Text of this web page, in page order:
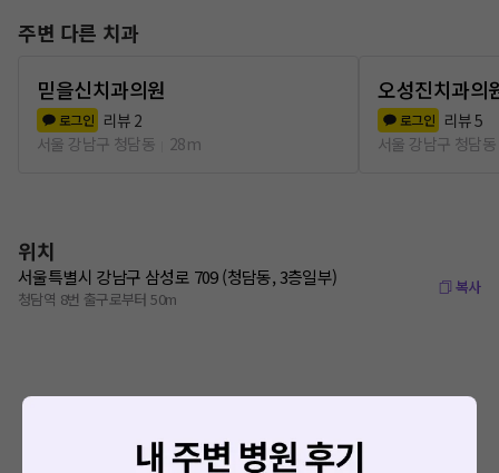
주변 다른 치과
믿을신치과의원
로그인 리뷰 2
서울 강남구 청담동
28m
오성진치과의
로그인 리뷰5
서울 강남구 청담동
위치
서울특별시 강남구 삼성로 709 (청담동, 3층일부)
청담역 8번 출구로부터 50m
복사